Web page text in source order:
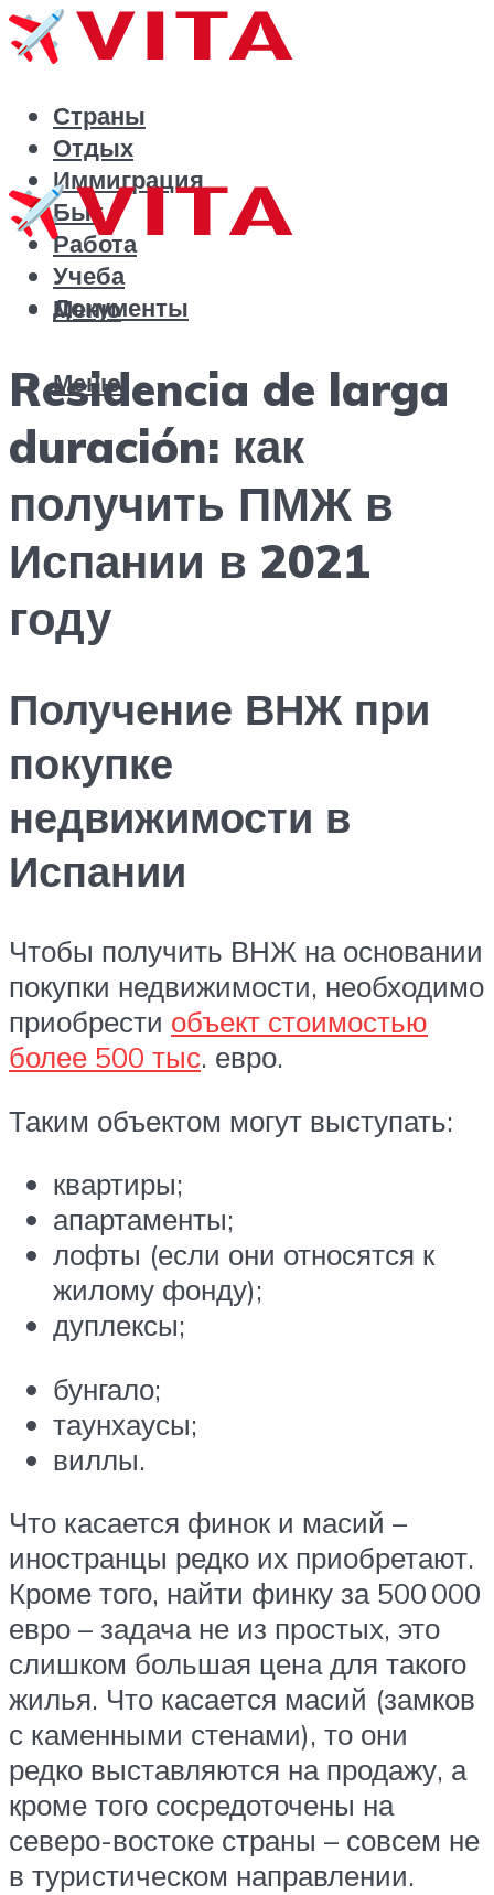
Страны
Отдых
Иммиграция
Быт
Работа
Учеба
Документы
Меню
Меню
Residencia de larga
duración: как
получить ПМЖ в
Испании в 2021
году
Получение ВНЖ при
покупке
недвижимости в
Испании
Чтобы получить ВНЖ на основании
покупки недвижимости, необходимо
приобрести объект стоимостью
более 500 тыс. евро.
Таким объектом могут выступать:
квартиры;
апартаменты;
лофты (если они относятся к
жилому фонду);
дуплексы;
бунгало;
таунхаусы;
виллы.
Что касается финок и масий –
иностранцы редко их приобретают.
Кроме того, найти финку за 500 000
евро – задача не из простых, это
слишком большая цена для такого
жилья. Что касается масий (замков
с каменными стенами), то они
редко выставляются на продажу, а
кроме того сосредоточены на
северо-востоке страны – совсем не
в туристическом направлении.